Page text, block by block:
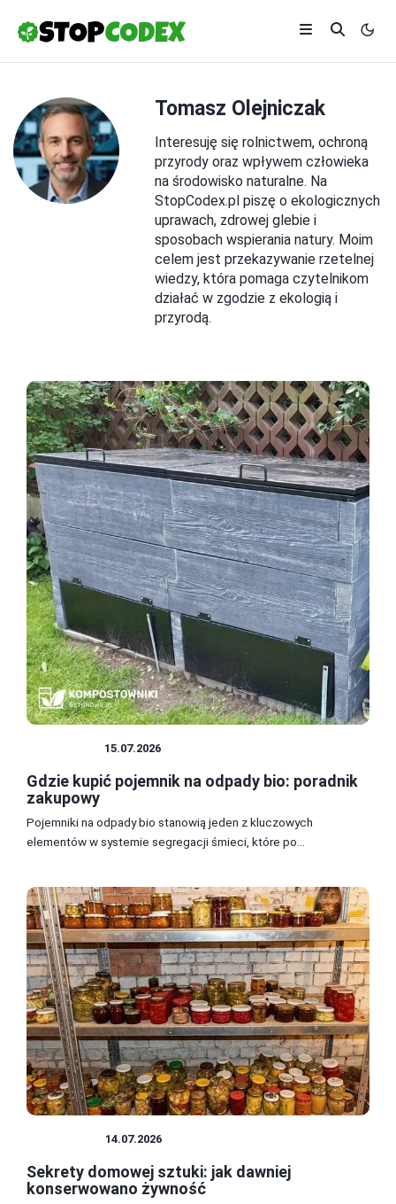
Tomasz Olejniczak
Interesuję się rolnictwem, ochroną
przyrody oraz wpływem człowieka
na środowisko naturalne. Na
StopCodex.pl piszę o ekologicznych
uprawach, zdrowej glebie i
sposobach wspierania natury. Moim
celem jest przekazywanie rzetelnej
wiedzy, która pomaga czytelnikom
działać w zgodzie z ekologią i
przyrodą.
15.07.2026
Gdzie kupić pojemnik na odpady bio: poradnik
zakupowy
Pojemniki na odpady bio stanowią jeden z kluczowych
elementów w systemie segregacji śmieci, które po...
14.07.2026
Sekrety domowej sztuki: jak dawniej
konserwowano żywność